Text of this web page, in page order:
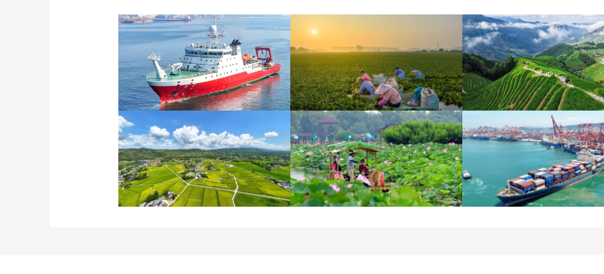
“科学”号完成西太平洋共
享科考航次返回青岛
立秋近 采菱忙 暑期出游 乐享美好时光